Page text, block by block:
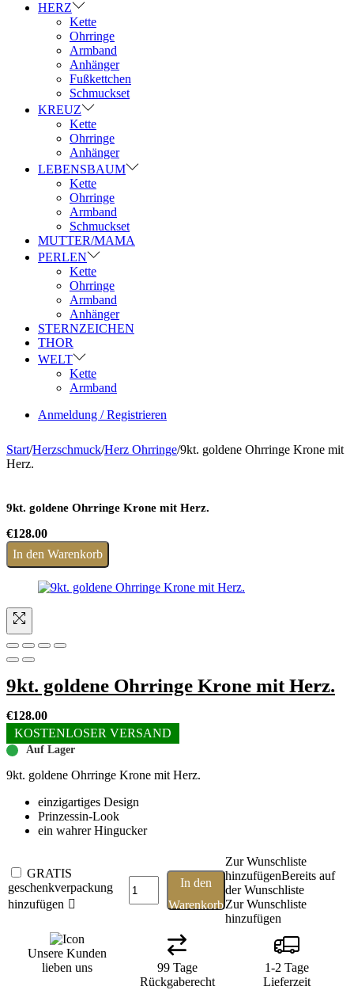
HERZ
Kette
Ohrringe
Armband
Anhänger
Fußkettchen
Schmuckset
KREUZ
Kette
Ohrringe
Anhänger
LEBENSBAUM
Kette
Ohrringe
Armband
Schmuckset
MUTTER/MAMA
PERLEN
Kette
Ohrringe
Armband
Anhänger
STERNZEICHEN
THOR
WELT
Kette
Armband
Anmeldung / Registrieren
Start/Herzschmuck/Herz Ohrringe/9kt. goldene Ohrringe Krone mit
Herz.
9kt. goldene Ohrringe Krone mit Herz.
€128.00
In den Warenkorb
9kt. goldene Ohrringe Krone mit Herz.
€128.00
KOSTENLOSER VERSAND
Auf Lager
9kt. goldene Ohrringe Krone mit Herz.
einzigartiges Design
Prinzessin-Look
ein wahrer Hingucker
GRATIS
geschenkverpackung
hinzufügen
GRATIS
geschenkverpackung
hinzufügen
goldene
Ohrringe
Menge
In den
Warenkorb
Zur Wunschliste
hinzufügenBereits auf
der Wunschliste
Zur Wunschliste
hinzufügen
Unsere Kunden
lieben uns
99 Tage
Rückgaberecht
1-2 Tage
Lieferzeit